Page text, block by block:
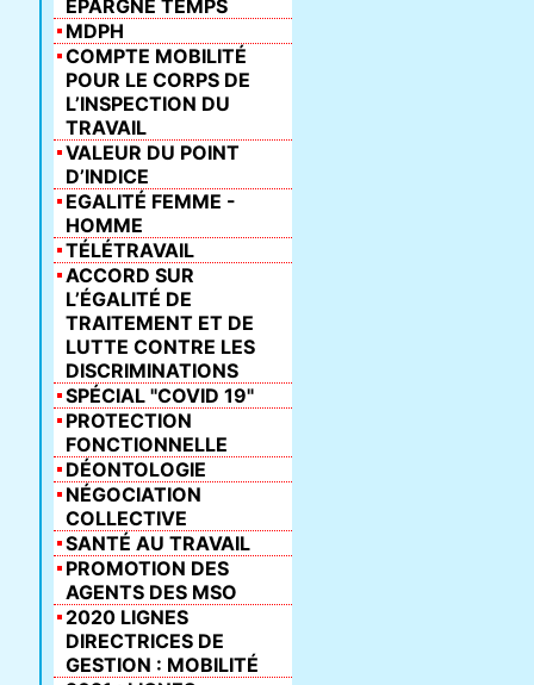
ÉPARGNE TEMPS
MDPH
COMPTE MOBILITÉ
POUR LE CORPS DE
L’INSPECTION DU
TRAVAIL
VALEUR DU POINT
D’INDICE
EGALITÉ FEMME -
HOMME
TÉLÉTRAVAIL
ACCORD SUR
L’ÉGALITÉ DE
TRAITEMENT ET DE
LUTTE CONTRE LES
DISCRIMINATIONS
SPÉCIAL "COVID 19"
PROTECTION
FONCTIONNELLE
DÉONTOLOGIE
NÉGOCIATION
COLLECTIVE
SANTÉ AU TRAVAIL
PROMOTION DES
AGENTS DES MSO
2020 LIGNES
DIRECTRICES DE
GESTION : MOBILITÉ